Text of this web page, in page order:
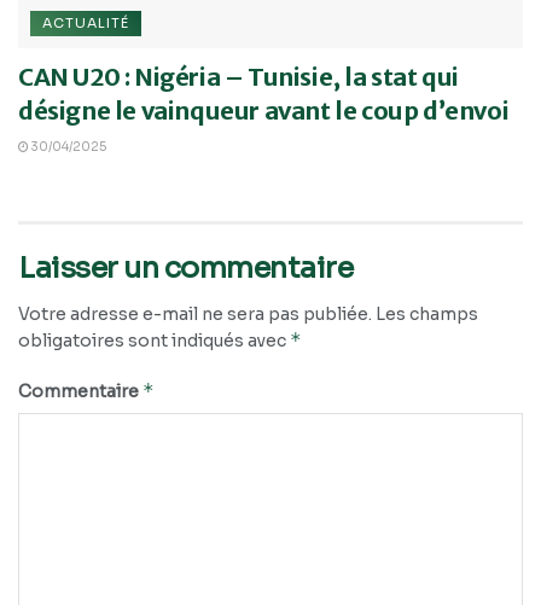
ACTUALITÉ
CAN U20 : Nigéria – Tunisie, la stat qui
désigne le vainqueur avant le coup d’envoi
30/04/2025
Laisser un commentaire
Votre adresse e-mail ne sera pas publiée. Les champs
obligatoires sont indiqués avec *
Commentaire *